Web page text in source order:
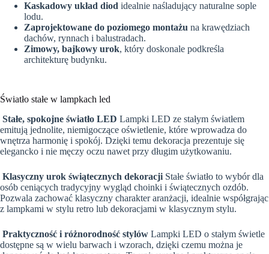
Kaskadowy układ diod idealnie naśladujący naturalne sople
lodu.
Zaprojektowane do poziomego montażu na krawędziach
dachów, rynnach i balustradach.
Zimowy, bajkowy urok, który doskonale podkreśla
architekturę budynku.
Światło stałe w lampkach led
Stałe, spokojne światło LED Lampki LED ze stałym światłem
emitują jednolite, niemigoczące oświetlenie, które wprowadza do
wnętrza harmonię i spokój. Dzięki temu dekoracja prezentuje się
elegancko i nie męczy oczu nawet przy długim użytkowaniu.
Klasyczny urok świątecznych dekoracji Stałe światło to wybór dla
osób ceniących tradycyjny wygląd choinki i świątecznych ozdób.
Pozwala zachować klasyczny charakter aranżacji, idealnie współgrając
z lampkami w stylu retro lub dekoracjami w klasycznym stylu.
Praktyczność i różnorodność stylów Lampki LED o stałym świetle
dostępne są w wielu barwach i wzorach, dzięki czemu można je